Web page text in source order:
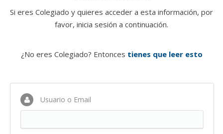
Si eres Colegiado y quieres acceder a esta información, por
favor, inicia sesión a continuación.
¿No eres Colegiado? Entonces tienes que leer esto
Usuario o Email